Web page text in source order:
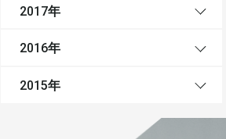
2017年
2016年
2015年